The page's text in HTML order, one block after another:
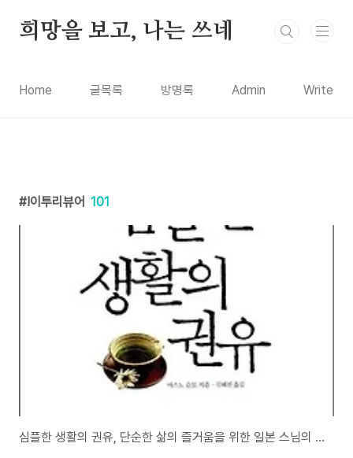
희망을 보고, 나는 쓰네
Home 글목록 방명록 Admin Write
!이투리뷰어 101
심플한 생활의 권유, 단순한 삶의 즐거움을 위한 일본 스님의 마음 정리법 선(Zen)의 철학에 대한 도서 서평 리뷰